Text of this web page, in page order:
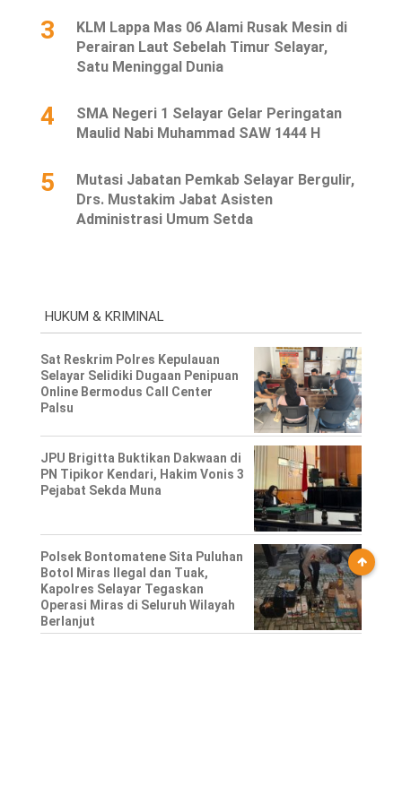
3
KLM Lappa Mas 06 Alami Rusak Mesin di
Perairan Laut Sebelah Timur Selayar,
Satu Meninggal Dunia
4
SMA Negeri 1 Selayar Gelar Peringatan
Maulid Nabi Muhammad SAW 1444 H
5
Mutasi Jabatan Pemkab Selayar Bergulir,
Drs. Mustakim Jabat Asisten
Administrasi Umum Setda
HUKUM & KRIMINAL
Sat Reskrim Polres Kepulauan
Selayar Selidiki Dugaan Penipuan
Online Bermodus Call Center
Palsu
JPU Brigitta Buktikan Dakwaan di
PN Tipikor Kendari, Hakim Vonis 3
Pejabat Sekda Muna
Polsek Bontomatene Sita Puluhan
Botol Miras Ilegal dan Tuak,
Kapolres Selayar Tegaskan
Operasi Miras di Seluruh Wilayah
Berlanjut